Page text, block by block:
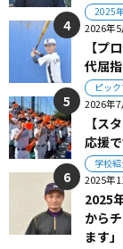
2025
2026年
【プ
代屈
ピッ
2026年
【ス
応援
学校
2025年
2025
から
ます